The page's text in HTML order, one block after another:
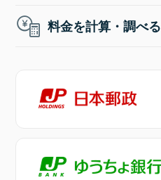
料金を計算・調べる